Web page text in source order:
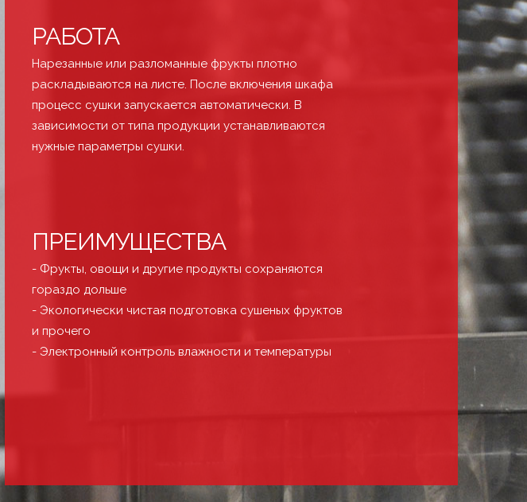
РАБОТА
Нарезанные или разломанные фрукты плотно
раскладываются на листе. После включения шкафа
процесс сушки запускается автоматически. В
зависимости от типа продукции устанавливаются
нужные параметры сушки.
ПРЕИМУЩЕСТВА
- Фрукты, овощи и другие продукты сохраняются
гораздо дольше
- Экологически чистая подготовка сушеных фруктов
и прочего
- Электронный контроль влажности и температуры